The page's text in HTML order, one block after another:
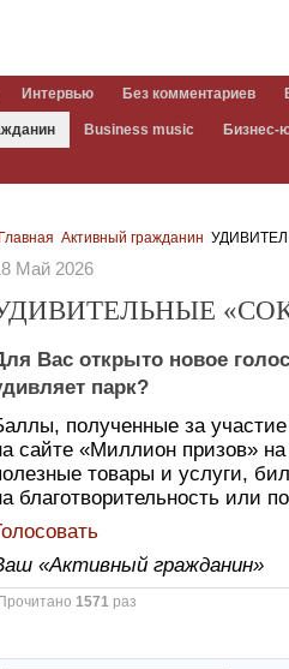
Интервью Без комментариев
Business music Бизнес-
Главная Активный гражданин
Май 2026
Вас открыто новое
парк?
полученные за
сайте «Миллион призов»
товары и услуги,
благотворительность или
«Активный гражданин»
Прочитано1571 раз